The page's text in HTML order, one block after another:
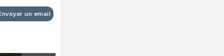
un email